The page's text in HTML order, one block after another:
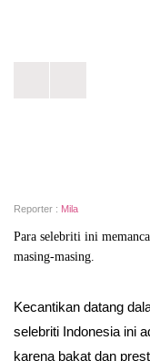
Reporter : Mila
Para selebriti ini
masing-masing.
Kecantikan datang
selebriti Indonesia ini
karena bakat dan